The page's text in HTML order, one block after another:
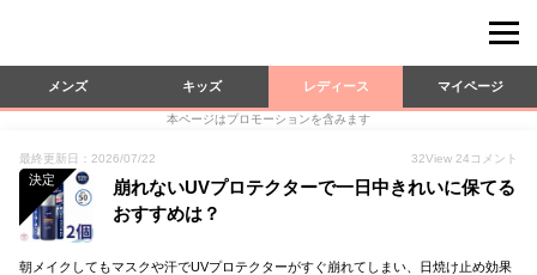
メンズ キッズ レディース マイページ
本ページはプロモーションを含みます
最終更新日：2026/07/22 32View 24 コメント
決定
崩れないUVプロテクターで一日中きれいに保てる
おすすめは？
朝メイクしてもマスクや汗でUVプロテクターがすぐ崩れてしまい、日焼け止め効果